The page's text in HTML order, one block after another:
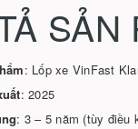
SẢN
: Lốp xe VinFast
: 2025
: 3 – 5 năm (tùy điều